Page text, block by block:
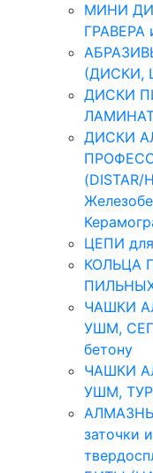
МИНИ
(ДИСКИ,
ДИСКИ
ДИСКИ
(DISTAR/
ЦЕПИ
КОЛЬЦА
ЧАШКИ
УШМ,
бетону
ЧАШКИ
УШМ,
заточки